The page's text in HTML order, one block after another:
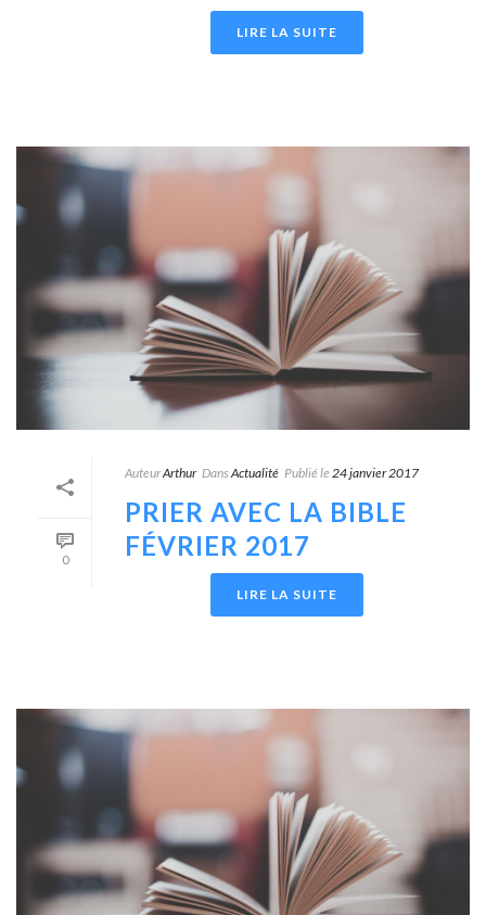
LIRE LA SUITE
0
AuteurArthur DansActualité Publié le 24 janvier 2017
PRIER AVEC LA BIBLE
FÉVRIER 2017
LIRE LA SUITE